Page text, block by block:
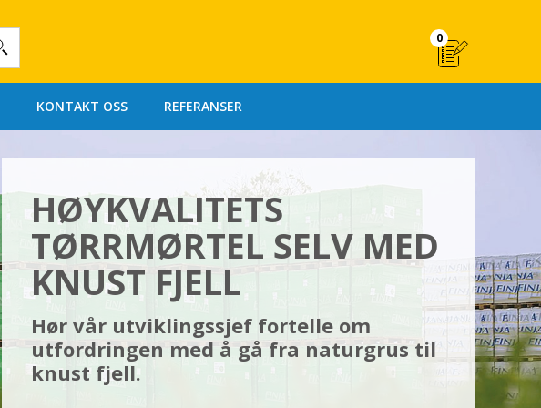
0
KONTAKT OSS REFERANSER
HØYKVALITETS
TØRRMØRTEL SELV MED
KNUST FJELL
Hør vår utviklingssjef fortelle om
utfordringen med å gå fra naturgrus til
knust fjell.